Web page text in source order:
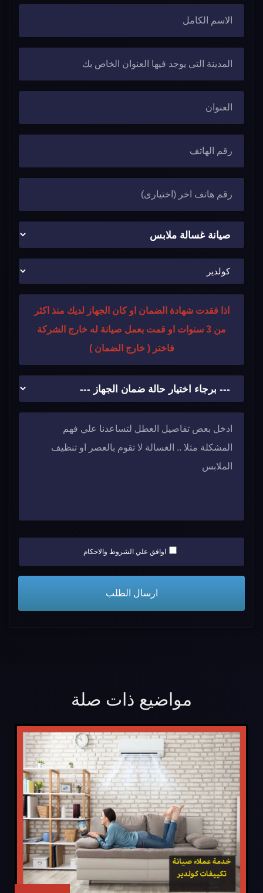
اذا فقدت شهادة الضمان او كان الجهاز لديك منذ اكثر
من 3 سنوات او قمت بعمل صيانة له خارج الشركة
فاختر ( خارج الضمان )
اوافق علي الشروط والاحكام
مواضيع ذات صلة